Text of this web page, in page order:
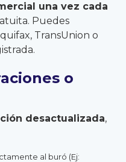
una vez cada
Puedes
TransUnion o
o
desactualizada,
al buró (Ej: